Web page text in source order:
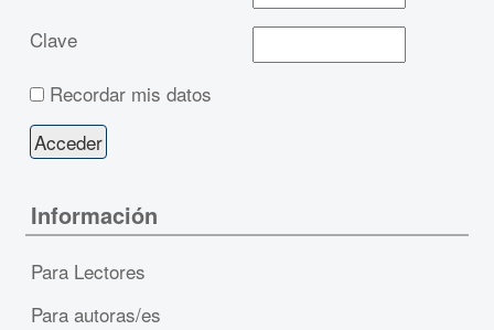
Clave
Recordar mis datos
Información
Para Lectores
Para autoras/es